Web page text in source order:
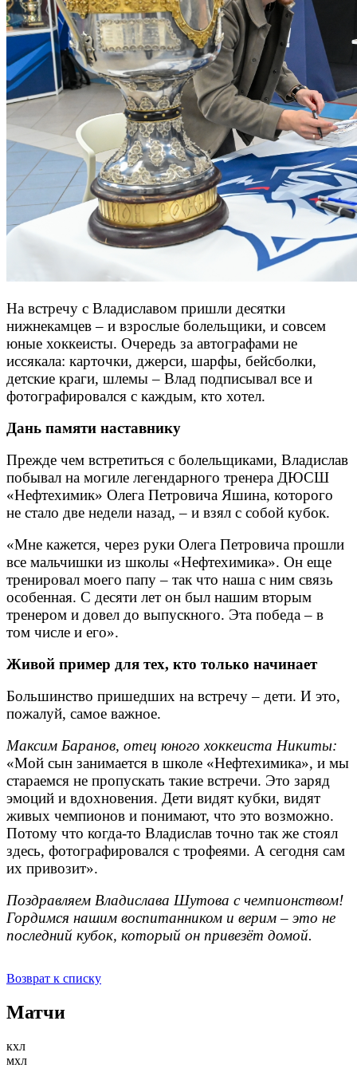
На встречу с Владиславом пришли десятки
нижнекамцев – и взрослые болельщики, и совсем
юные хоккеисты. Очередь за автографами не
иссякала: карточки, джерси, шарфы, бейсболки,
детские краги, шлемы – Влад подписывал все и
фотографировался с каждым, кто хотел.
Дань памяти наставнику
Прежде чем встретиться с болельщиками, Владислав
побывал на могиле легендарного тренера ДЮСШ
«Нефтехимик» Олега Петровича Яшина, которого
не стало две недели назад, – и взял с собой кубок.
«Мне кажется, через руки Олега Петровича прошли
все мальчишки из школы «Нефтехимика». Он еще
тренировал моего папу – так что наша с ним связь
особенная. С десяти лет он был нашим вторым
тренером и довел до выпускного. Эта победа – в
том числе и его».
Живой пример для тех, кто только начинает
Большинство пришедших на встречу – дети. И это,
пожалуй, самое важное.
Максим Баранов, отец юного хоккеиста Никиты:
«Мой сын занимается в школе «Нефтехимика», и мы
стараемся не пропускать такие встречи. Это заряд
эмоций и вдохновения. Дети видят кубки, видят
живых чемпионов и понимают, что это возможно.
Потому что когда-то Владислав точно так же стоял
здесь, фотографировался с трофеями. А сегодня сам
их привозит».
Поздравляем Владислава Шутова с чемпионством!
Гордимся нашим воспитанником и верим – это не
последний кубок, который он привезёт домой.
Возврат к списку
Матчи
кхл
мхл